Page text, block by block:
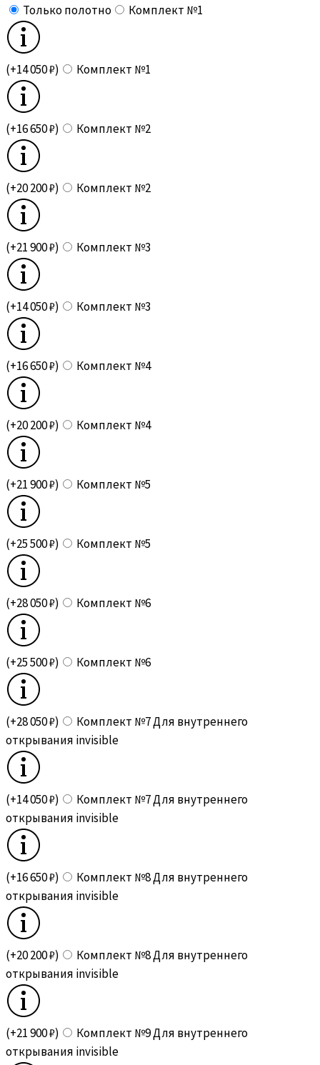
Только полотно
Комплект №1
(+14 050 ₽) Комплект №1
(+16 650 ₽) Комплект №2
(+20 200 ₽) Комплект №2
(+21 900 ₽) Комплект №3
(+14 050 ₽) Комплект №3
(+16 650 ₽) Комплект №4
(+20 200 ₽) Комплект №4
(+21 900 ₽) Комплект №5
(+25 500 ₽) Комплект №5
(+28 050 ₽) Комплект №6
(+25 500 ₽) Комплект №6
(+28 050 ₽)
Комплект №7 Для внутреннего
открывания invisible
(+14 050 ₽)
Комплект №7 Для внутреннего
открывания invisible
(+16 650 ₽)
Комплект №8 Для внутреннего
открывания invisible
(+20 200 ₽)
Комплект №8 Для внутреннего
открывания invisible
(+21 900 ₽)
Комплект №9 Для внутреннего
открывания invisible